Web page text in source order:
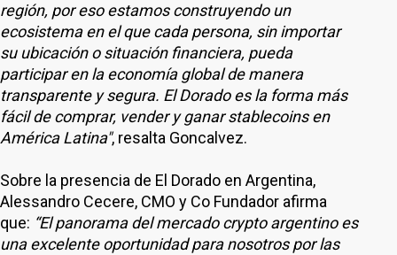
región, por eso estamos construyendo un
ecosistema en el que cada persona, sin importar
su ubicación o situación financiera, pueda
participar en la economía global de manera
transparente y segura. El Dorado es la forma más
fácil de comprar, vender y ganar stablecoins en
América Latina", resalta Goncalvez.
Sobre la presencia de El Dorado en Argentina,
Alessandro Cecere, CMO y Co Fundador afirma
que: “El panorama del mercado crypto argentino es
una excelente oportunidad para nosotros por las